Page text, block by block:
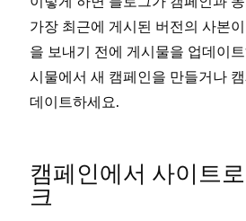
가장 최근에 게시된 버전의 사본
을 보내기 전에 게시물을 업데이
시물에서 새 캠페인을 만들거나
데이트하세요.
캠페인에서 사이트
크